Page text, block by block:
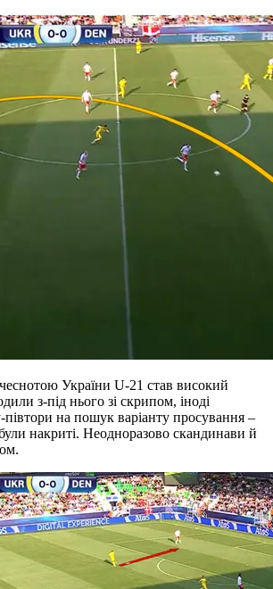
України U-21 став високий
з-під нього зі скрипом, іноді
на пошук варіанту просування –
накриті. Неодноразово скандинави й